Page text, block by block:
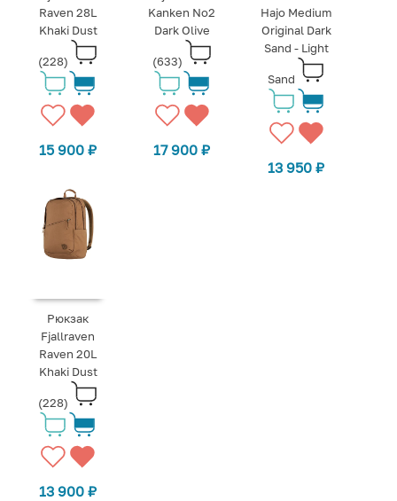
Raven 28L
Khaki Dust
(228)
15 900₽
Kanken No2
Dark Olive
(633)
17 900₽
Hajo Medium
Original Dark
Sand - Light
Sand
13 950₽
Рюкзак
Fjallraven
Raven 20L
Khaki Dust
(228)
13 900₽